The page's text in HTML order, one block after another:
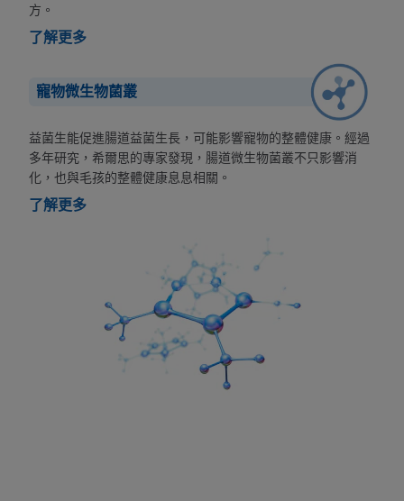
方。
了解更多
寵物微生物菌叢
益菌生能促進腸道益菌生長，可能影響寵物的整體健康。經過
多年研究，希爾思的專家發現，腸道微生物菌叢不只影響消
化，也與毛孩的整體健康息息相關。
了解更多